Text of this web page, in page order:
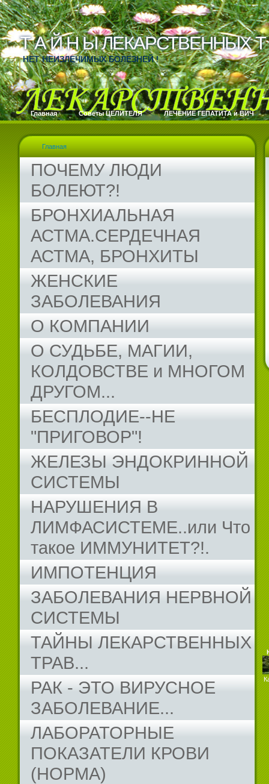
Т А Й Н Ы ЛЕКАРСТВЕННЫХ Т
Т А Й Н Ы ЛЕКАРСТВЕННЫХ Т
НЕТ НЕИЗЛЕЧИМЫХ БОЛЕЗНЕЙ !
Главная Cоветы ЦЕЛИТЕЛЯ ЛЕЧЕНИЕ ГЕПАТИТА и ВИЧ
Главная
ПОЧЕМУ ЛЮДИ
БОЛЕЮТ?!
БРОНХИАЛЬНАЯ
АСТМА.СЕРДЕЧНАЯ
АСТМА, БРОНХИТЫ
ЖЕНСКИЕ
ЗАБОЛЕВАНИЯ
О КОМПАНИИ
О СУДЬБЕ, МАГИИ,
КОЛДОВСТВЕ и МНОГОМ
ДРУГОМ...
БЕСПЛОДИЕ--НЕ
"ПРИГОВОР"!
ЖЕЛЕЗЫ ЭНДОКРИННОЙ
СИСТЕМЫ
НАРУШЕНИЯ В
ЛИМФАСИСТЕМЕ..или Что
такое ИММУНИТЕТ?!.
ИМПОТЕНЦИЯ
ЗАБОЛЕВАНИЯ НЕРВНОЙ
СИСТЕМЫ
ТАЙНЫ ЛЕКАРСТВЕННЫХ
ТРАВ...
РАК - ЭТО ВИРУСНОЕ
ЗАБОЛЕВАНИЕ...
ЛАБОРАТОРНЫЕ
ПОКАЗАТЕЛИ КРОВИ
(НОРМА)